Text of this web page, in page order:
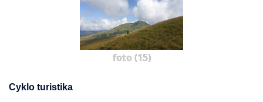
foto (15)
Cyklo turistika